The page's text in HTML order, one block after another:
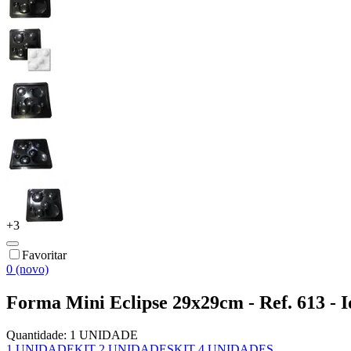
+3
Favoritar
0 (novo)
Forma Mini Eclipse 29x29cm - Ref. 613 -
Quantidade: 1 UNIDADE